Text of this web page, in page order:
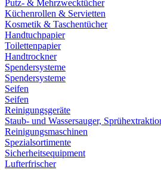
Putz- & Mehrzwecktücher
Küchenrollen & Servietten
Kosmetik & Taschentücher
Handtuchpapier
Toilettenpapier
Handtrockner
Spendersysteme
Spendersysteme
Seifen
Seifen
Reinigungsgeräte
Staub- und Wassersauger,
Reinigungsmaschinen
Spezialsortimente
Sicherheitsequipment
Lufterfrischer